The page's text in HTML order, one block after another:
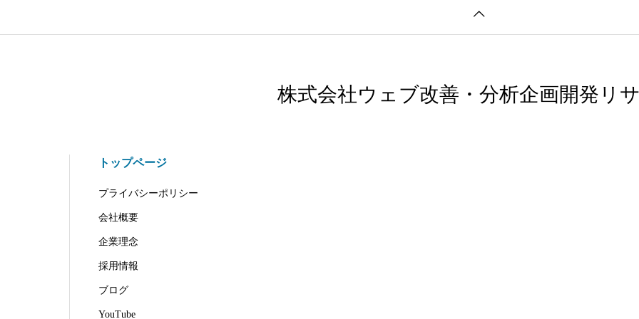
株式会社ウェブ改善・分析企画開発リ
トップページ
プライバシーポリシー
会社概要
企業理念
採用情報
ブログ
YouTube